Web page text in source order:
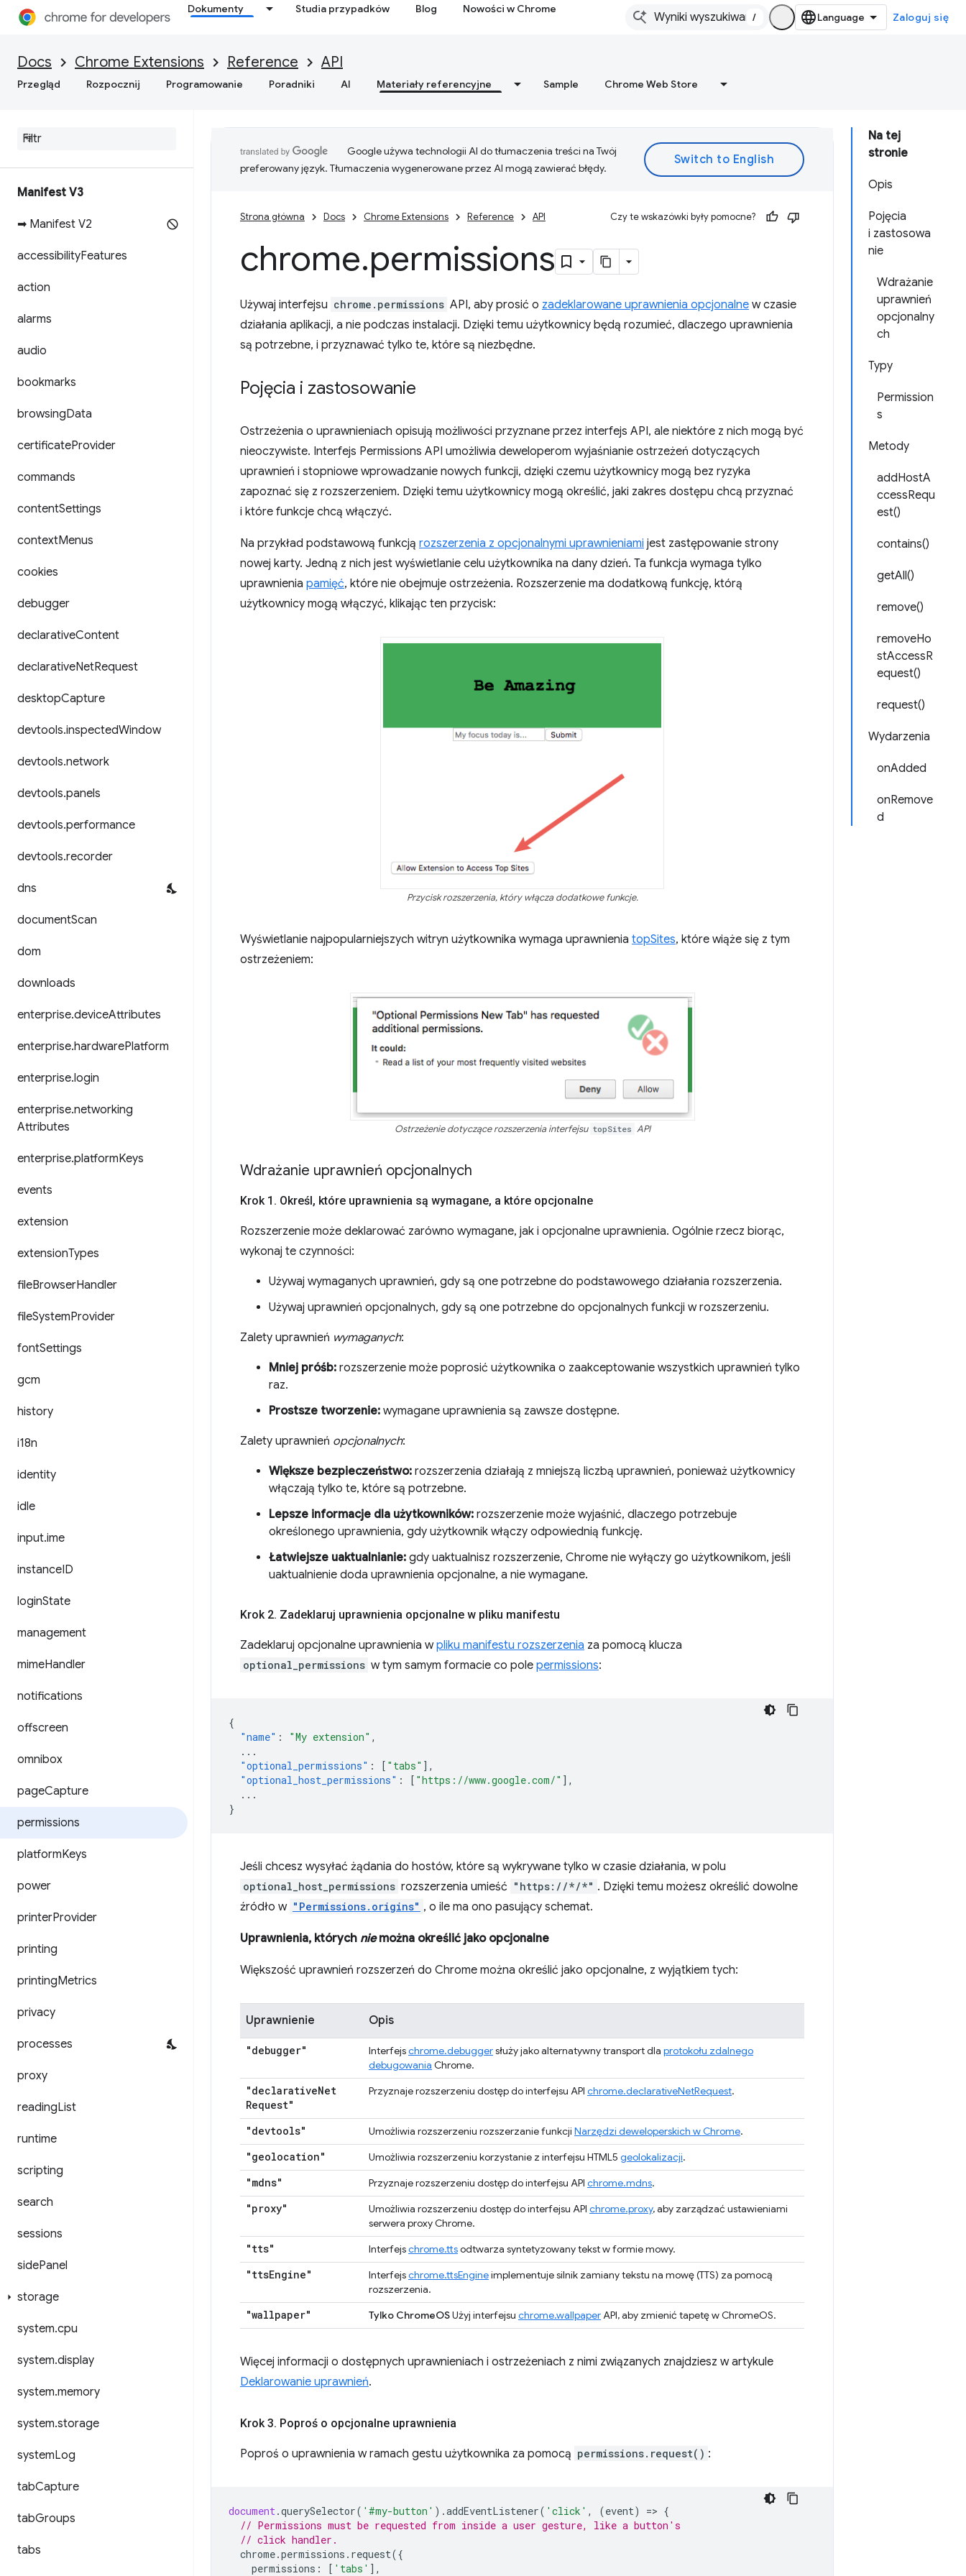
Dokumenty Studia przypadków Blog Nowości w Chrome
/ Zaloguj się
Docs Chrome Extensions Reference API
Przegląd Rozpocznij Programowanie Poradniki AI Materiały referencyjne Sample Chrome Web Store
Manifest V3
➡ Manifest V2
accessibilityFeatures
action
alarms
audio
bookmarks
browsingData
certificateProvider
commands
contentSettings
contextMenus
cookies
debugger
declarativeContent
declarativeNetRequest
desktopCapture
devtools.inspectedWindow
devtools.network
devtools.panels
devtools.performance
devtools.recorder
dns
documentScan
dom
downloads
enterprise.deviceAttributes
enterprise.hardwarePlatform
enterprise.login
enterprise.networking
Attributes
enterprise.platformKeys
events
extension
extensionTypes
fileBrowserHandler
fileSystemProvider
fontSettings
gcm
history
i18n
identity
idle
input.ime
instanceID
loginState
management
mimeHandler
notifications
offscreen
omnibox
pageCapture
permissions
platformKeys
power
printerProvider
printing
printingMetrics
privacy
processes
proxy
readingList
runtime
scripting
search
sessions
sidePanel
storage
system.cpu
system.display
system.memory
system.storage
systemLog
tabCapture
tabGroups
tabs
Na tej
stronie
Opis
Pojęcia
i zastosowa
nie
Wdrażanie
uprawnień
opcjonalny
ch
Typy
Permission
s
Metody
addHostA
ccessRequ
est()
contains()
getAll()
remove()
removeHo
stAccessR
equest()
request()
Wydarzenia
onAdded
onRemove
d
Google używa technologii AI do tłumaczenia treści na Twój
preferowany język. Tłumaczenia wygenerowane przez AI mogą zawierać błędy.
Strona główna Docs Chrome Extensions Reference API Czy te wskazówki były pomocne?
chrome.permissions
Używaj interfejsu chrome.permissions API, aby prosić o zadeklarowane uprawnienia opcjonalne w czasie
działania aplikacji, a nie podczas instalacji. Dzięki temu użytkownicy będą rozumieć, dlaczego uprawnienia
są potrzebne, i przyznawać tylko te, które są niezbędne.
Pojęcia i zastosowanie
Ostrzeżenia o uprawnieniach opisują możliwości przyznane przez interfejs API, ale niektóre z nich mogą być
nieoczywiste. Interfejs Permissions API umożliwia deweloperom wyjaśnianie ostrzeżeń dotyczących
uprawnień i stopniowe wprowadzanie nowych funkcji, dzięki czemu użytkownicy mogą bez ryzyka
zapoznać się z rozszerzeniem. Dzięki temu użytkownicy mogą określić, jaki zakres dostępu chcą przyznać
i które funkcje chcą włączyć.
Na przykład podstawową funkcją rozszerzenia z opcjonalnymi uprawnieniami jest zastępowanie strony
nowej karty. Jedną z nich jest wyświetlanie celu użytkownika na dany dzień. Ta funkcja wymaga tylko
uprawnienia pamięć, które nie obejmuje ostrzeżenia. Rozszerzenie ma dodatkową funkcję, którą
użytkownicy mogą włączyć, klikając ten przycisk:
Przycisk rozszerzenia, który włącza dodatkowe funkcje.
Wyświetlanie najpopularniejszych witryn użytkownika wymaga uprawnienia topSites, które wiąże się z tym
ostrzeżeniem:
Ostrzeżenie dotyczące rozszerzenia interfejsu topSites API
Wdrażanie uprawnień opcjonalnych
Krok 1 . Określ, które uprawnienia są wymagane, a które opcjonalne
Rozszerzenie może deklarować zarówno wymagane, jak i opcjonalne uprawnienia. Ogólnie rzecz biorąc,
wykonaj te czynności:
Używaj wymaganych uprawnień, gdy są one potrzebne do podstawowego działania rozszerzenia.
Używaj uprawnień opcjonalnych, gdy są one potrzebne do opcjonalnych funkcji w rozszerzeniu.
Zalety uprawnień wymaganych:
Mniej próśb: rozszerzenie może poprosić użytkownika o zaakceptowanie wszystkich uprawnień tylko
raz.
Prostsze tworzenie: wymagane uprawnienia są zawsze dostępne.
Zalety uprawnień opcjonalnych:
Większe bezpieczeństwo: rozszerzenia działają z mniejszą liczbą uprawnień, ponieważ użytkownicy
włączają tylko te, które są potrzebne.
Lepsze informacje dla użytkowników: rozszerzenie może wyjaśnić, dlaczego potrzebuje
określonego uprawnienia, gdy użytkownik włączy odpowiednią funkcję.
Łatwiejsze uaktualnianie: gdy uaktualnisz rozszerzenie, Chrome nie wyłączy go użytkownikom, jeśli
uaktualnienie doda uprawnienia opcjonalne, a nie wymagane.
Krok 2. Zadeklaruj uprawnienia opcjonalne w pliku manifestu
Zadeklaruj opcjonalne uprawnienia wpliku manifestu rozszerzenia za pomocą klucza
optional_permissions w tym samym formacie co pole permissions:
{
"name" : "My extension" ,
...
"optional_permissions" : [ "tabs" ],
"optional_host_permissions" : [ "https://www.google.com/" ],
...
}
Jeśli chcesz wysyłać żądania do hostów, które są wykrywane tylko w czasie działania, w polu
optional_host_permissions rozszerzenia umieść "https://*/*" . Dzięki temu możesz określić dowolne
źródło w "Permissions.origins" , o ile ma ono pasujący schemat.
Uprawnienia, których niemożna określić jako opcjonalne
Większość uprawnień rozszerzeń do Chrome można określić jako opcjonalne, z wyjątkiem tych:
Uprawnienie Opis
"debugger" Interfejschrome.debuggersłuży jako alternatywny transport dla protokołu zdalnego
debugowania Chrome.
"declarativeNet
Request"
Przyznaje rozszerzeniu dostęp do interfejsu API chrome.declarativeNetRequest.
"devtools" Umożliwia rozszerzeniu rozszerzanie funkcji Narzędzi deweloperskich w Chrome.
"geolocation" Umożliwia rozszerzeniu korzystanie z interfejsu HTML5 geolokalizacji.
"mdns" Przyznaje rozszerzeniu dostęp do interfejsu API chrome.mdns.
"proxy" Umożliwia rozszerzeniu dostęp do interfejsu API chrome.proxy, aby zarządzać ustawieniami
serwera proxy Chrome.
"tts" Interfejschrome.ttsodtwarza syntetyzowany tekst w formie mowy.
"ttsEngine" Interfejschrome.ttsEngineimplementuje silnik zamiany tekstu na mowę (TTS) za pomocą
rozszerzenia.
"wallpaper" Tylko ChromeOSUżyj interfejsu chrome.wallpaperAPI, aby zmienić tapetę w ChromeOS.
Więcej informacji o dostępnych uprawnieniach i ostrzeżeniach z nimi związanych znajdziesz w artykule
Deklarowanie uprawnień.
Krok 3. Poproś o opcjonalne uprawnienia
Poproś o uprawnienia w ramach gestu użytkownika za pomocą permissions.request() :
document.querySelector( '#my-button' ).addEventListener( 'click' , (event) => {
// Permissions must be requested from inside a user gesture, like a button's
// click handler.
chrome.permissions . request({
permissions : [ 'tabs' ],